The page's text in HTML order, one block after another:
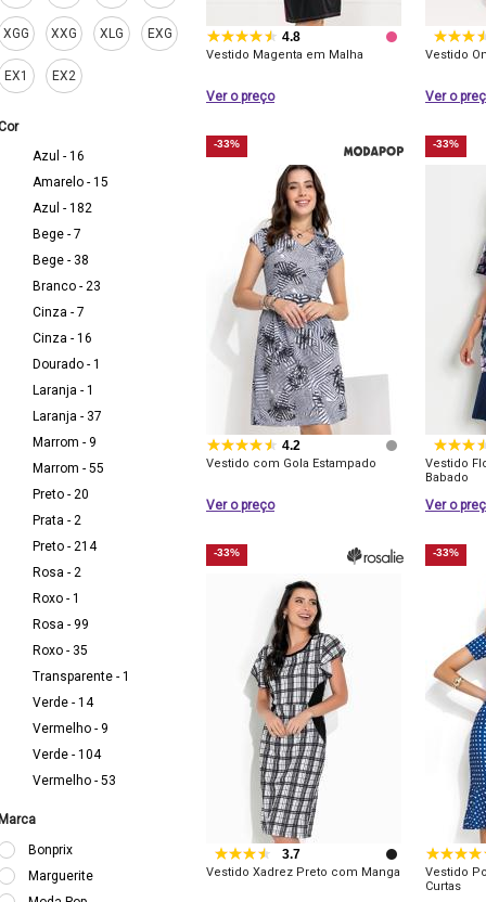
XGG XXG XLG EXG
EX1 EX2
Azul - 16
Amarelo - 15
Azul - 182
Bege - 7
Bege - 38
Branco - 23
Cinza - 7
Cinza - 16
Dourado - 1
Laranja - 1
Laranja - 37
Marrom - 9
Marrom - 55
Preto - 20
Prata - 2
Preto - 214
Rosa - 2
Roxo - 1
Rosa - 99
Roxo - 35
Transparente - 1
Verde - 14
Vermelho - 9
Verde - 104
Vermelho - 53
Bonprix
Marguerite
4.8
Vestido Magenta em Malha
Ver o preço
Vestido
Ver o
-33%
4.2
Vestido com Gola Estampado
Ver o preço
-33%
Vestido
Babado
Ver o
-33%
3.7
Vestido Xadrez Preto com Manga
-33%
Vestido
Curtas